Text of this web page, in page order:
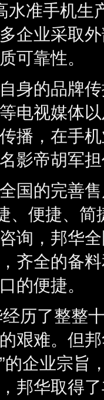
水准手机生
企业采取
可靠性。
身的品牌
电视媒体
播，在手
影帝胡军
国的完善
、便捷、
询，邦华
齐全的备
的便捷。
历了整整
艰难。但
企业宗旨
邦华取得